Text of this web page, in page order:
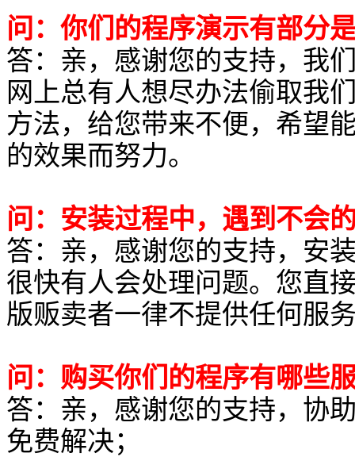
问：你们的程序演示有部分
答：亲，感谢您的支持，我
网上总有人想尽办法偷取我
方法，给您带来不便，希望
的效果而努力。
问：安装过程中，遇到不会
答：亲，感谢您的支持，安
很快有人会处理问题。您直
版贩卖者一律不提供任何服
问：购买你们的程序有哪些
答：亲，感谢您的支持，协
免费解决；